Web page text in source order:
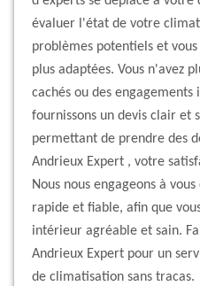
évaluer l'état de votre
problèmes potentiels et
plus adaptées. Vous n'avez
cachés ou des engagements
fournissons un devis clair et
permettant de prendre des
Andrieux Expert , votre
Nous nous engageons à
rapide et fiable, afin que
intérieur agréable et sain.
Andrieux Expert pour un
de climatisation sans tracas.